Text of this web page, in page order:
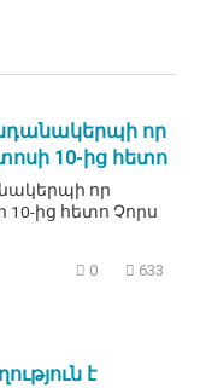
որ
10-ից հետո
որ
ից հետո Չորս
0 633
է